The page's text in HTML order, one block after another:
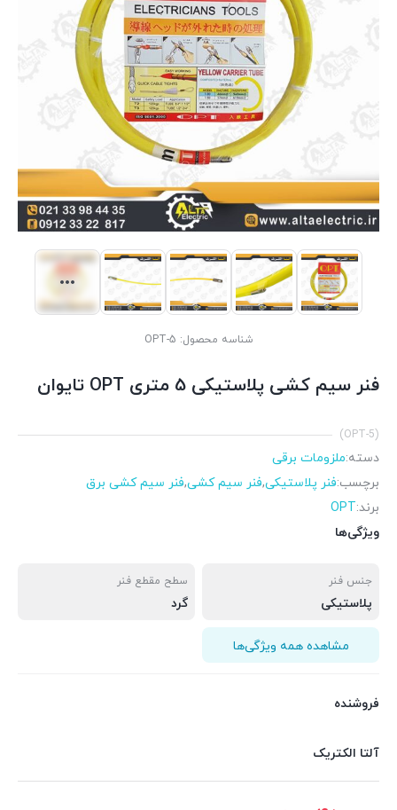
شناسه محصول: OPT-5
فنر سیم کشی پلاستیکی 5 متری OPT تایوان
(OPT-5)
دسته:ملزومات برقی
برچسب:فنر پلاستیکی,فنر سیم کشی,فنر سیم کشی برق
برند:OPT
ویژگی‌ها
جنس فنر
پلاستیکی
سطح مقطع فنر
گرد
مشاهده همه ویژگی‌ها
فروشنده
آلتا الکتریک